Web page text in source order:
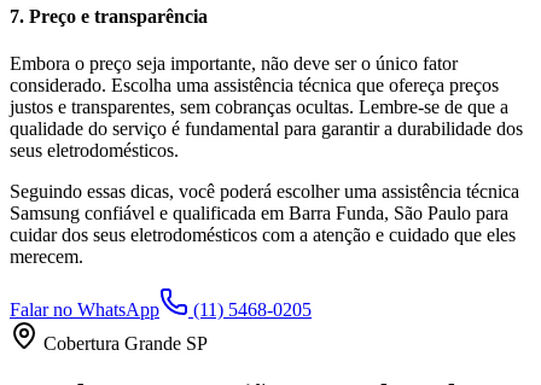
7. Preço e transparência
Embora o preço seja importante, não deve ser o único fator
considerado. Escolha uma assistência técnica que ofereça preços
justos e transparentes, sem cobranças ocultas. Lembre-se de que a
qualidade do serviço é fundamental para garantir a durabilidade dos
seus eletrodomésticos.
Seguindo essas dicas, você poderá escolher uma assistência técnica
Samsung confiável e qualificada em Barra Funda, São Paulo para
cuidar dos seus eletrodomésticos com a atenção e cuidado que eles
merecem.
Falar no WhatsApp
(11) 5468-0205
Cobertura Grande SP